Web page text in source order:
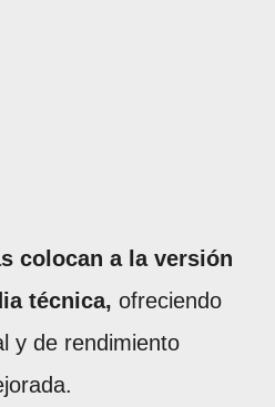
colocan a la versión
técnica, ofreciendo
y de rendimiento